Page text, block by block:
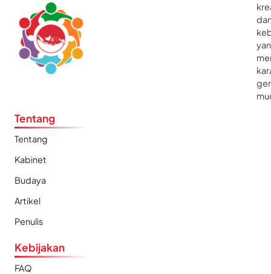
Tentang
Tentang
Kabinet
Budaya
Artikel
Penulis
Kebijakan
FAQ